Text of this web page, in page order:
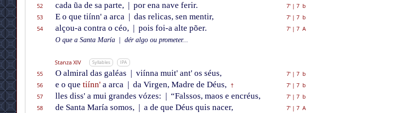
52
cada ũa de sa parte, | por ena nave ferir. 7'| 7 b
53
E o que tiínn' a arca | das relicas, sen mentir, 7'| 7 b
54
alçou-a contra o céo, | pois foi-a alte põer. 7'| 7 A
O que a Santa María
dér algo ou prometer...
Stanza XIV Syllables IPA
55 O almiral das galéas | viínna muit' ant' os séus, 7'| 7 b
56
e o que tiínn'a arca | da Virgen, Madre de Déus, † 7'| 7 b
57
lles diss' a mui grandes vózes: | “Falssos, maos e encréus, 7'| 7 b
58
de Santa María somos, | a de que Déus quis nacer, 7'| 7 A